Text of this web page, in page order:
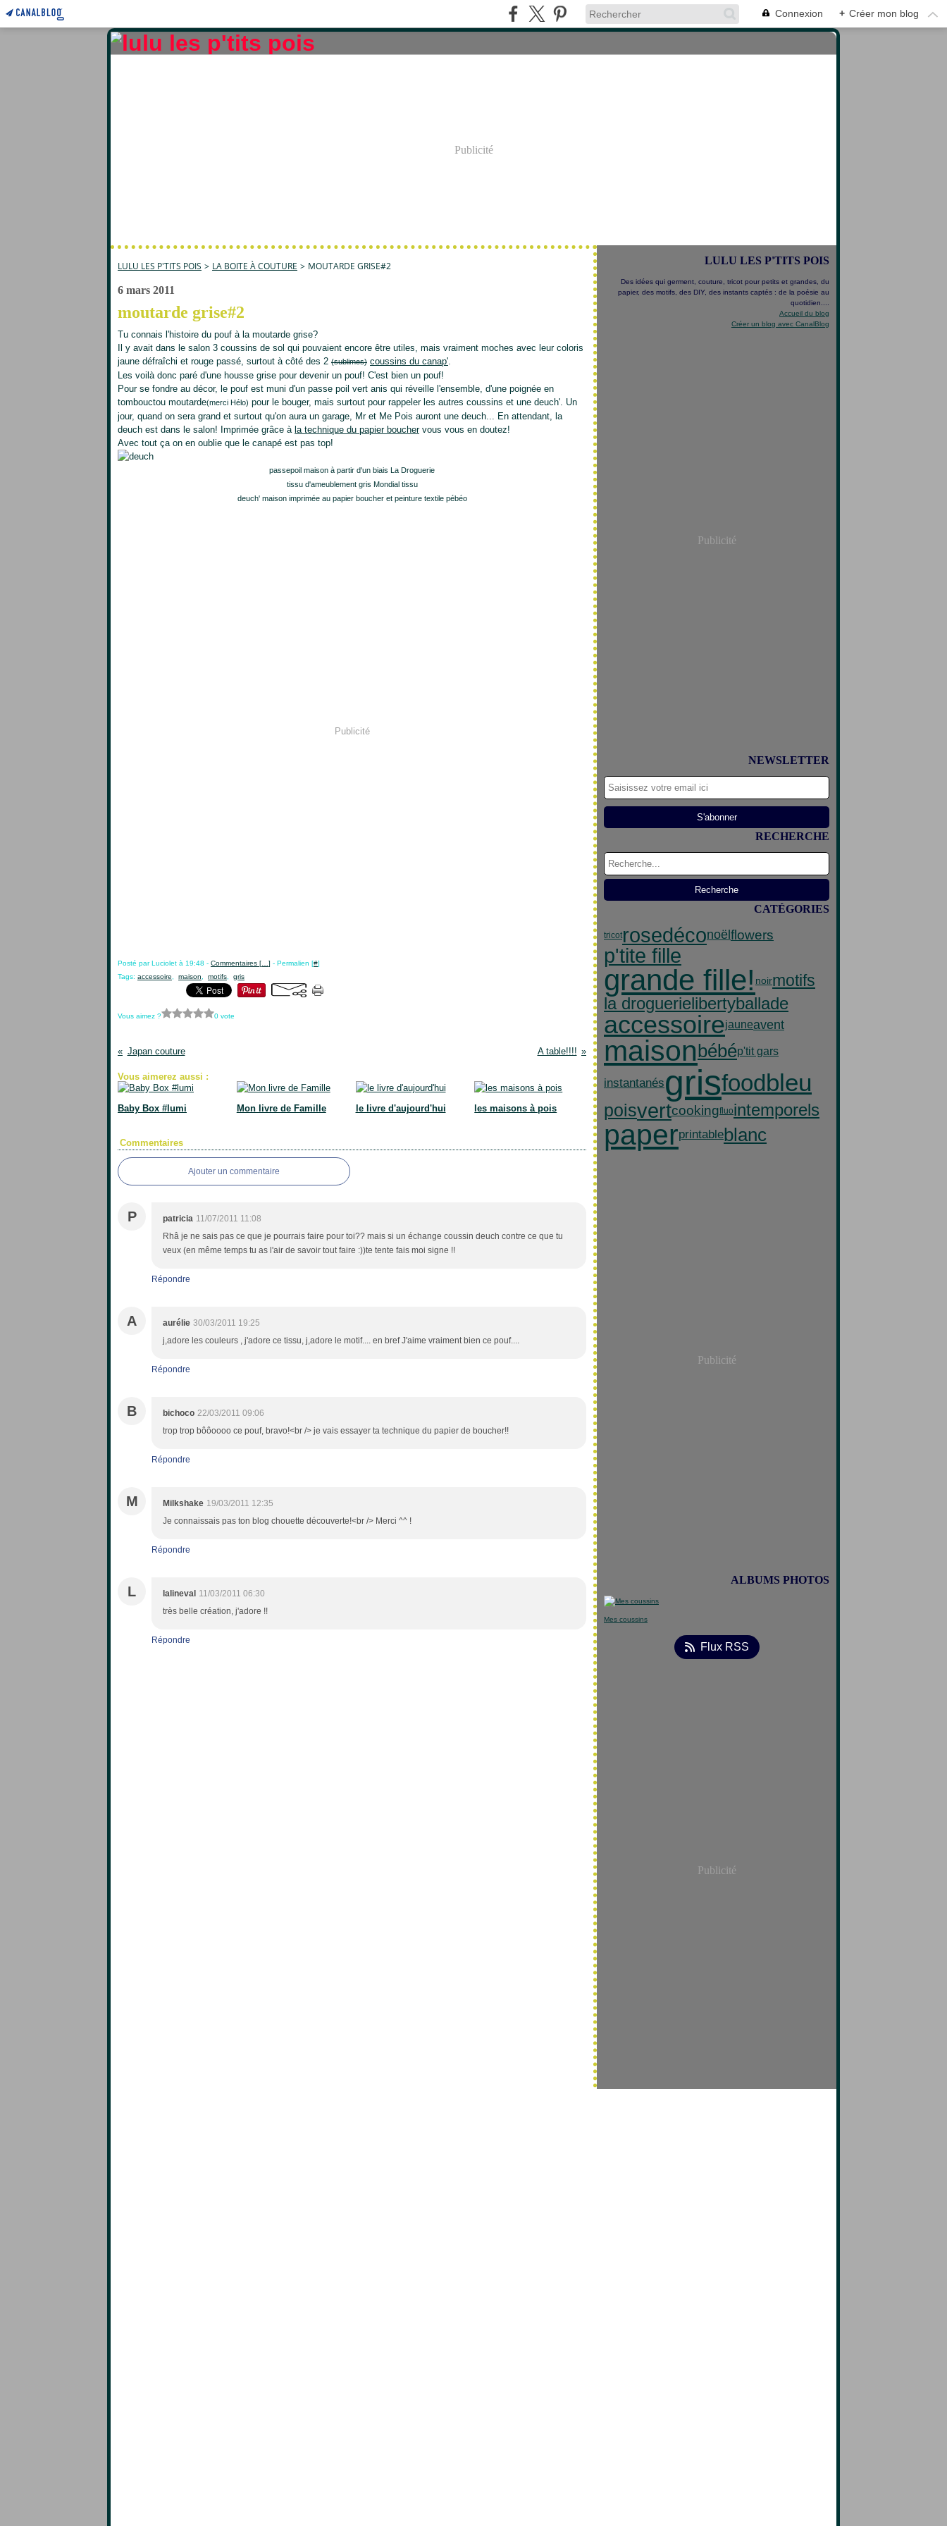
Connexion + Créer mon blog
Publicité
LULU LES P'TITS POIS > LA BOITE À COUTURE > MOUTARDE GRISE#2
6 mars 2011
moutarde grise#2
Tu connais l'histoire du pouf à la moutarde grise?
Il y avait dans le salon 3 coussins de sol qui pouvaient encore être utiles, mais vraiment moches avec leur coloris
jaune défraîchi et rouge passé, surtout à côté des 2 (sublimes) coussins du canap'.
Les voilà donc paré d'une housse grise pour devenir un pouf! C'est bien un pouf!
Pour se fondre au décor, le pouf est muni d'un passe poil vert anis qui réveille l'ensemble, d'une poignée en
tombouctou moutarde(merci Hélo) pour le bouger, mais surtout pour rappeler les autres coussins et une deuch'. Un
jour, quand on sera grand et surtout qu'on aura un garage, Mr et Me Pois auront une deuch... En attendant, la
deuch est dans le salon! Imprimée grâce à la technique du papier bouchervous vous en doutez!
Avec tout ça on en oublie que le canapé est pas top!
passepoil maison à partir d'un biais La Droguerie
tissu d'ameublement gris Mondial tissu
deuch' maison imprimée au papier boucher et peinture textile pébéo
Publicité
Posté par Luciolet à 19:48 - Commentaires [ ] - Permalien [#]
Tags: accessoire maison motifs gris
Vous aimez ? 0 vote
Japan couture A table!!!!
Vous aimerez aussi :
Baby Box #lumi Mon livre de Famille le livre d'aujourd'hui les maisons à pois
Commentaires
Ajouter un commentaire
P patricia 11/07/2011 11:08
Rhâ je ne sais pas ce que je pourrais faire pour toi?? mais si un échange coussin deuch contre ce que tu
veux (en même temps tu as l'air de savoir tout faire :))te tente fais moi signe !!
Répondre
A aurélie 30/03/2011 19:25
j,adore les couleurs , j'adore ce tissu, j,adore le motif.... en bref J'aime vraiment bien ce pouf....
Répondre
B bichoco 22/03/2011 09:06
trop trop bôôoooo ce pouf, bravo!<br /> je vais essayer ta technique du papier de boucher!!
Répondre
M Milkshake 19/03/2011 12:35
Je connaissais pas ton blog chouette découverte!<br /> Merci ^^ !
Répondre
L lalineval 11/03/2011 06:30
très belle création, j'adore !!
Répondre
LULU LES P'TITS POIS
Des idées qui germent, couture, tricot pour petits et grandes, du
papier, des motifs, des DIY, des instants captés : de la poésie au
quotidien....
Accueil du blog
Créer un blog avec CanalBlog
Publicité
NEWSLETTER
RECHERCHE
CATÉGORIES
tricotrosedéconoël flowers
p'tite fille
grande fille! noirmotifs
la droguerielibertyballade
accessoirejauneavent
maisonbébép'tit gars
instantanésgrisfoodbleu
poisvertcookingfluointemporels
paperprintableblanc
Publicité
ALBUMS PHOTOS
Mes coussins
Flux RSS
Publicité